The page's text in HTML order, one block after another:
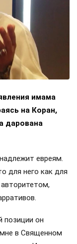
имама
на Коран,
дарована
евреям.
для него как для
позиции он
мне в Священном